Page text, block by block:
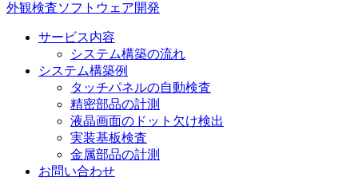
外観検査ソフトウェア開発
サービス内容
システム構築の流れ
システム構築例
タッチパネルの自動検査
精密部品の計測
液晶画面のドット欠け検出
実装基板検査
金属部品の計測
お問い合わせ